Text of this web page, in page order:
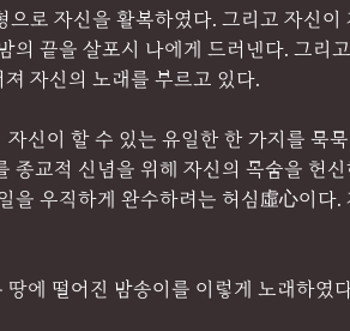
으로 자신을 활복하였다. 그리고 자신이
의 끝을 살포시 나에게 드러낸다. 그리
자신의 노래를 부르고 있다.
자신이 할 수 있는 유일한 한 가지를 묵
종교적 신념을 위해 자신의 목숨을 헌
을 우직하게 완수하려는 허심虛心이다.
에 떨어진 밤송이를 이렇게 노래하였